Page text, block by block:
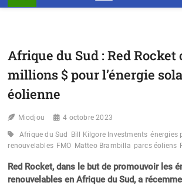
Afrique du Sud : Red Rocket
millions $ pour l’énergie
éolienne
Miodjou 4 octobre 2023
Afrique du Sud Bill Kilgore Investments énergies
renouvelables FMO Matteo Brambilla parcs éoliens
Red Rocket, dans le but de promouvoir les
renouvelables en Afrique du Sud, a